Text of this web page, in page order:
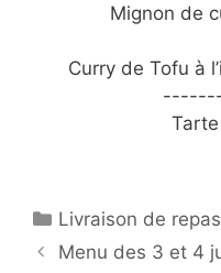
Mignon de
Curry de Tofu à
Catégories
Livraison de repas
Menu des 3 et 4